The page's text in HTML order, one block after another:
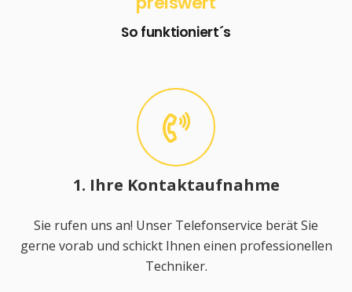
So funktioniert´s
1. Ihre Kontaktaufnahme
Sie rufen uns an! Unser Telefonservice berät Sie
gerne vorab und schickt Ihnen einen professionellen
Techniker.